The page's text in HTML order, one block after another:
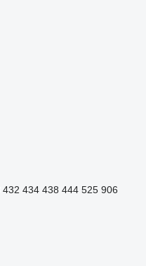
432 434 438 444 525 906